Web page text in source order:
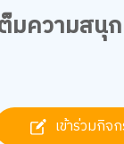
มความสนุ
เข้าร่วมกิจ